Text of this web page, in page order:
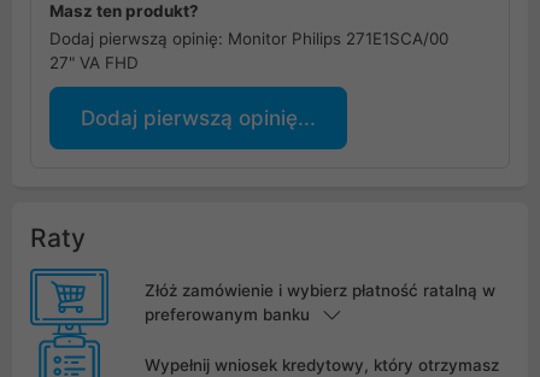
Masz ten produkt?
Dodaj pierwszą opinię: Monitor Philips 271E1SCA/00
27" VA FHD
Dodaj pierwszą opinię...
Raty
Złóż zamówienie i wybierz płatność ratalną w
preferowanym banku
Wypełnij wniosek kredytowy, który otrzymasz